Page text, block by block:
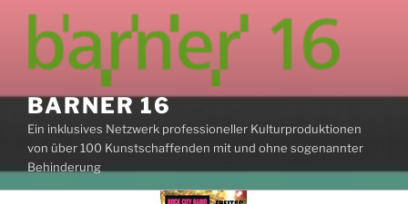
springen
BARNER 16
Ein inklusives Netzwerk professioneller Kulturproduktionen
von über 100 Kunstschaffenden mit und ohne sogenannter
Behinderung